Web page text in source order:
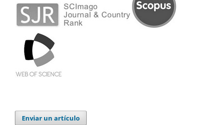
Enviar un artículo